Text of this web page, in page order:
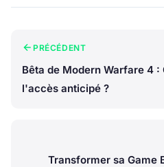
PRÉCÉDENT
Bêta de Modern Warfare 4
l'accès anticipé ?
Transformer sa Game